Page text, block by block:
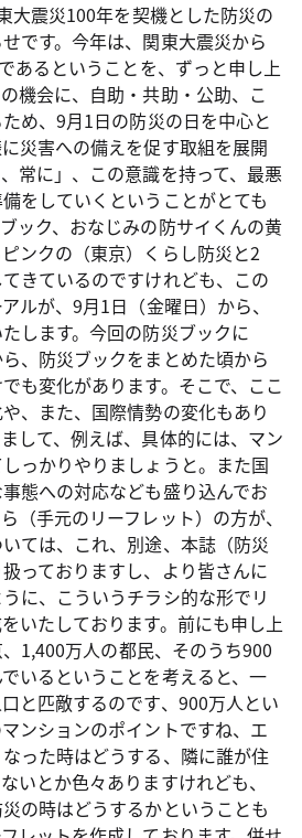
大震災100年を契機とした防災の
です。今年は、関東大震災から
あるということを、ずっと申し上
機会に、自助・共助・公助、こ
め、9月1日の防災の日を中心と
災害への備えを促す取組を展開
常に」、この意識を持って、最悪
をしていくということがとても
ック、おなじみの防サイくんの黄
ンクの（東京）くらし防災と2
きているのですけれども、この
ルが、9月1日（金曜日）から、
します。今回の防災ブックに
、防災ブックをまとめた頃から
も変化があります。そこで、ここ
、また、国際情勢の変化もあり
して、例えば、具体的には、マン
っかりやりましょうと。また国
態への対応なども盛り込んでお
（手元のリーフレット）の方が、
ては、これ、別途、本誌（防災
っておりますし、より皆さんに
に、こういうチラシ的な形でリ
いたしております。前にも申し上
1,400万人の都民、そのうち900
いるということを考えると、一
と匹敵するのです、900万人とい
ンションのポイントですね、エ
った時はどうする、隣に誰が住
いとか色々ありますけれども、
の時はどうするかということも